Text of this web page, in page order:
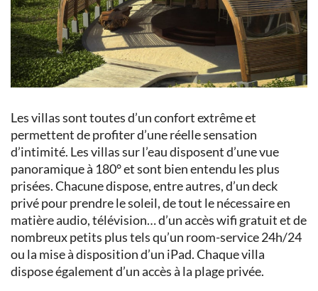
Les villas sont toutes d’un confort extrême et
permettent de profiter d’une réelle sensation
d’intimité. Les villas sur l’eau disposent d’une vue
panoramique à 180° et sont bien entendu les plus
prisées. Chacune dispose, entre autres, d’un deck
privé pour prendre le soleil, de tout le nécessaire en
matière audio, télévision… d’un accès wifi gratuit et de
nombreux petits plus tels qu’un room-service 24h/24
ou la mise à disposition d’un iPad. Chaque villa
dispose également d’un accès à la plage privée.